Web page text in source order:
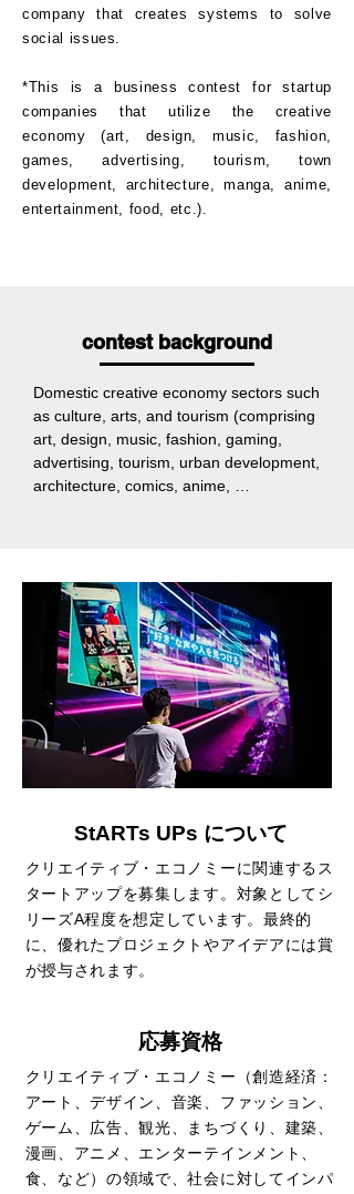
company that creates systems to solve
social issues.
*This is a business contest for startup
companies that utilize the creative
economy (art, design, music, fashion,
games, advertising, tourism, town
development, architecture, manga, anime,
entertainment, food, etc.).
contest background
Domestic creative economy sectors such
as culture, arts, and tourism (comprising
art, design, music, fashion, gaming,
advertising, tourism, urban development,
architecture, comics, anime,
changing perception of the significance
of leisure activities in recent years.
However, several challenges hinder their
advancement.
Firstly, the proliferation and education of
the creative economy pose significant
problems. Despite possessing rich
culture and traditions, proper
conveyance and the transmission to
Moreover, there is a deficiency in
education related to cultural arts, limiting
the opportunities for young individuals to
appreciate their allure. In addition,
support systems and infrastructure are
insufficient, creating an environment
where artists and creators find it
On the flip side, the creative economy is
indispensable for national strengthening.
It not only encourages international
exchange and understanding, enhancing
international competitiveness, but also
contributes to regional development and
economic invigoration as a part of the
StARTs UPs について
クリエイティブ・エコノミーに関連するス
タートアップを募集します。対象としてシ
リーズA程度を想定しています。最終的
に、優れたプロジェクトやアイデアには賞
が授与されます。
応募資格
クリエイティブ・エコノミー（創造経済：
アート、デザイン、音楽、ファッション、
ゲーム、広告、観光、まちづくり、建築、
漫画、アニメ、エンターテインメント、
食、など）の領域で、社会に対してインパ